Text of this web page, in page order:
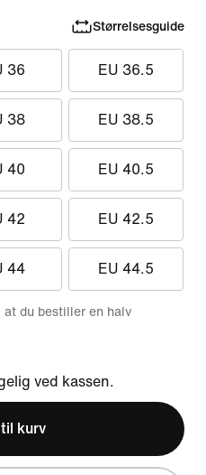
Størrelsesguide
36 EU 36.5
38 EU 38.5
40 EU 40.5
42 EU 42.5
44 EU 44.5
at du bestiller en halv
ved kassen.
kurv